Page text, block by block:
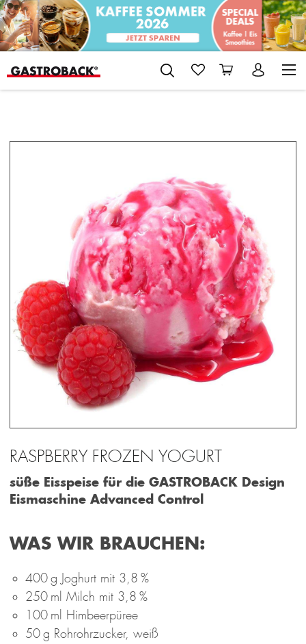
RASPBERRY FROZEN YOGURT
süße Eisspeise für die GASTROBACK Design
Eismaschine Advanced Control
WAS WIR BRAUCHEN:
400 g Joghurt mit 3,8 %
250 ml Milch mit 3,8 %
100 ml Himbeerpüree
50 g Rohrohrzucker, weiß